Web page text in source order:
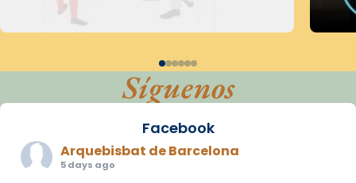
Síguenos
Facebook
Arquebisbat de Barcelona
5 days ago